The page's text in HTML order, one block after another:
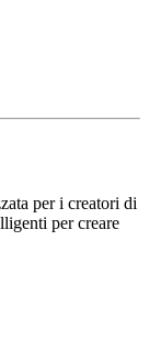
per i creatori di
per creare